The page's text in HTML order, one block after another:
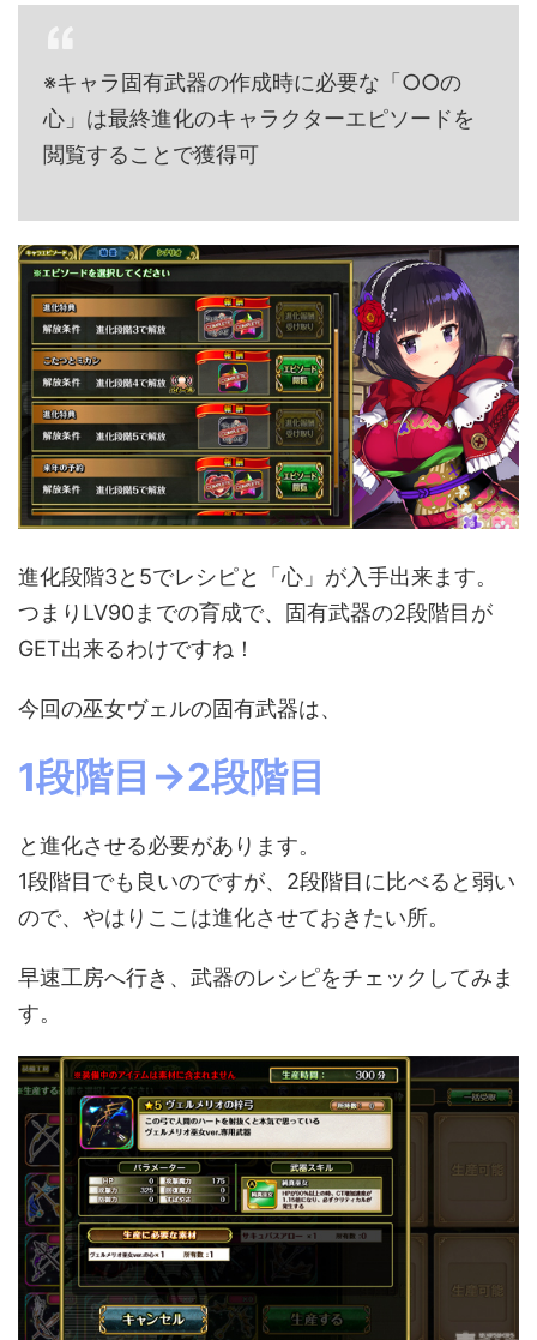
※キャラ固有武器の作成時に必要な「○○の
心」は最終進化のキャラクターエピソードを
閲覧することで獲得可
進化段階3と5でレシピと「心」が入手出来ます。
つまりLV90までの育成で、固有武器の2段階目が
GET出来るわけですね！
今回の巫女ヴェルの固有武器は、
1段階目→2段階目
と進化させる必要があります。
1段階目でも良いのですが、2段階目に比べると弱い
ので、やはりここは進化させておきたい所。
早速工房へ行き、武器のレシピをチェックしてみま
す。